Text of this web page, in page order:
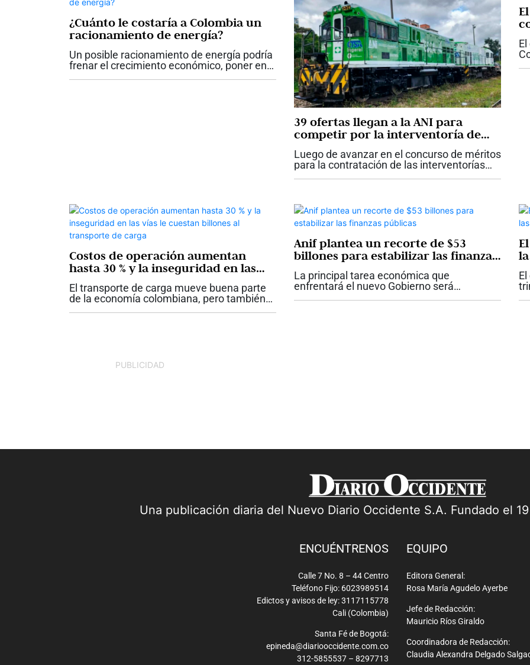
¿Cuánto le costaría a Colombia un
racionamiento de energía?
Un posible racionamiento de energía podría
frenar el crecimiento económico, poner en
riesgo cerca de 230.000 empleos, elevar la
39 ofertas llegan a la ANI para
competir por la interventoría de
dos proyectos férreos
Luego de avanzar en el concurso de méritos
para la contratación de las interventorías
que le harán seguimiento y control a las
Costos de operación aumentan
hasta 30 % y la inseguridad en las
vías le cuestan billones al
transporte de carga
El transporte de carga mueve buena parte
de la economía colombiana, pero también
enfrenta uno de los momentos más
Anif plantea un recorte de $53
billones para estabilizar las finanzas
públicas
La principal tarea económica que
enfrentará el nuevo Gobierno será
recuperar la sostenibilidad de las finanzas
PUBLICIDAD
Una publicación diaria del Nuevo Diario Occidente S.A. Fundado el
ENCUÉNTRENOS
Calle 7 No. 8 – 44 Centro
Teléfono Fijo: 6023989514
Edictos y avisos de ley: 3117115778
Cali (Colombia)
Santa Fé de Bogotá:
epineda@diariooccidente.com.co
312-5855537 – 8297713
EQUIPO
Editora General:
Rosa María Agudelo Ayerbe
Jefe de Redacción:
Mauricio Ríos Giraldo
Coordinadora de Redacción:
Claudia Alexandra Delgado